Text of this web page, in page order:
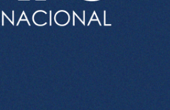
política en Medio Oriente